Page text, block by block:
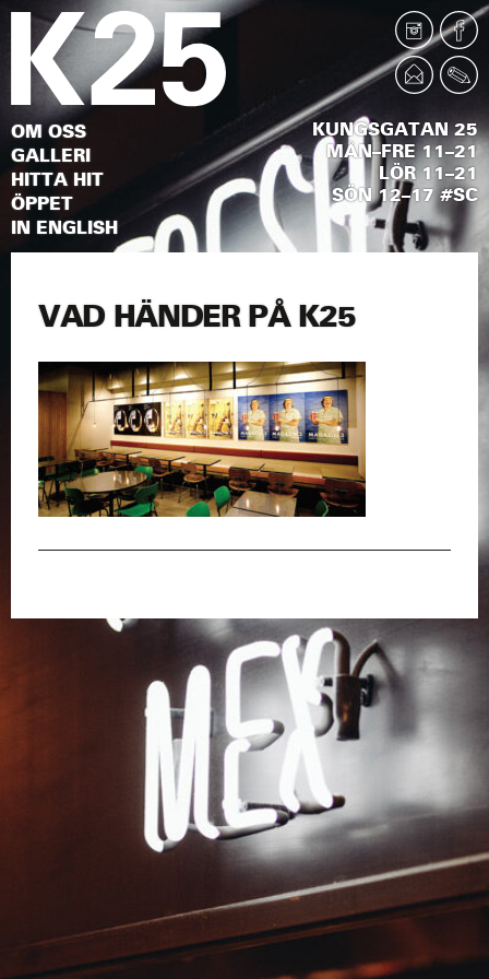
KUNGSGATAN 25
MÅN–FRE 11–21
LÖR 11–21
SÖN 12–17 #SC
OM OSS
GALLERI
HITTA HIT
ÖPPET
IN ENGLISH
VAD HÄNDER PÅ K25